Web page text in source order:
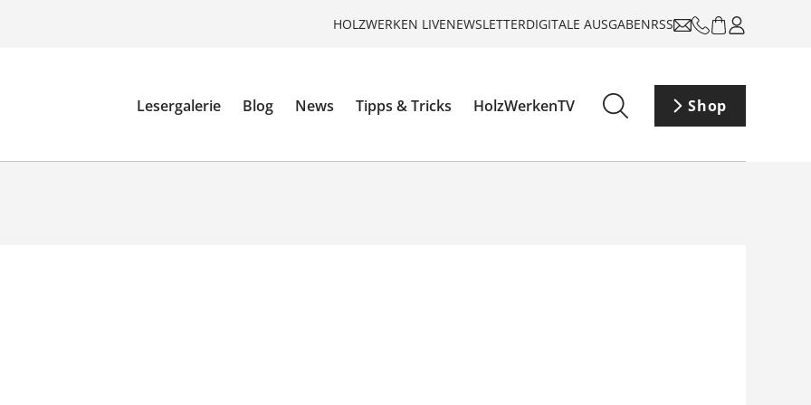
HOLZWERKEN LIVENEWSLETTERDIGITALE AUSGABENRSS
Lesergalerie Blog News Tipps & Tricks HolzWerkenTV Shop